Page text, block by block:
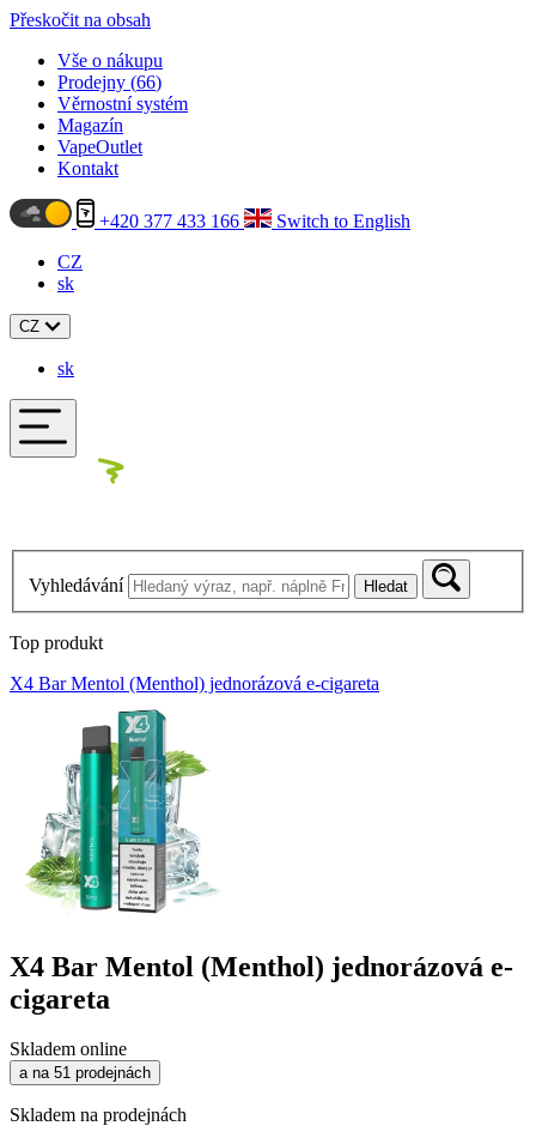
Přeskočit na obsah
Vše o nákupu
Prodejny (66)
Věrnostní systém
Magazín
VapeOutlet
Kontakt
+420 377 433 166
Switch to English
CZ
sk
CZ
sk
Vyhledávání Hledat
Top produkt
X4 Bar Mentol (Menthol) jednorázová e-cigareta
X4 Bar Mentol (Menthol) jednorázová e-
cigareta
Skladem online
a na 51 prodejnách
Skladem na prodejnách